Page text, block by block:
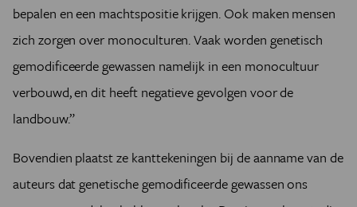
bepalen en een machtspositie krijgen. Ook maken mensen
zich zorgen over monoculturen. Vaak worden genetisch
gemodificeerde gewassen namelijk in een monocultuur
verbouwd, en dit heeft negatieve gevolgen voor de
landbouw.”
Bovendien plaatst ze kanttekeningen bij de aanname van de
auteurs dat genetische gemodificeerde gewassen ons